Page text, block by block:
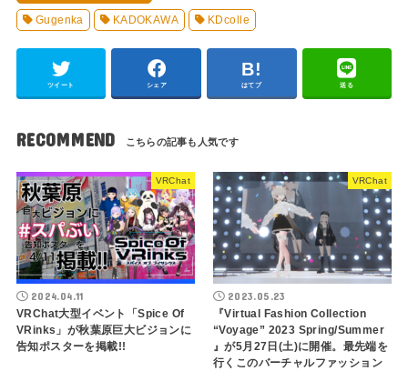
Gugenka KADOKAWA KDcolle
ツイート シェア はてブ 送る
RECOMMEND
VRChat
2024.04.11
VRChat大型イベント「Spice Of
VRinks」が秋葉原巨大ビジョンに
告知ポスターを掲載!!
VRChat
2023.05.23
『Virtual Fashion Collection
“Voyage” 2023 Spring/Summer
』が5月27日(土)に開催。最先端を
行くこのバーチャルファッション